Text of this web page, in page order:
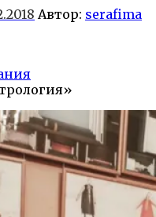
Автор: serafima